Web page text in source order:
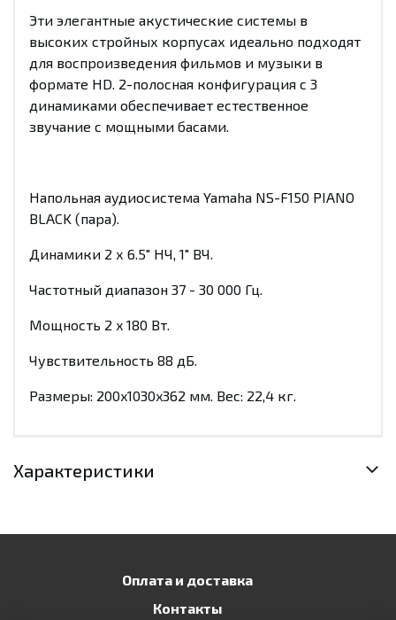
Эти элегантные акустические системы в
высоких стройных корпусах идеально подходят
для воспроизведения фильмов и музыки в
формате HD. 2-полосная конфигурация с 3
динамиками обеспечивает естественное
звучание с мощными басами.
Напольная аудиосистема Yamaha NS-F150 PIANO
BLACK (пара).
Динамики 2 х 6.5" НЧ, 1" ВЧ.
Частотный диапазон 37 - 30 000 Гц.
Мощность 2 x 180 Вт.
Чувствительность 88 дБ.
Размеры: 200x1030x362 мм. Вес: 22,4 кг.
Характеристики
Оплата и доставка
Контакты